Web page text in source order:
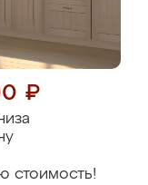
₽
стоимость!